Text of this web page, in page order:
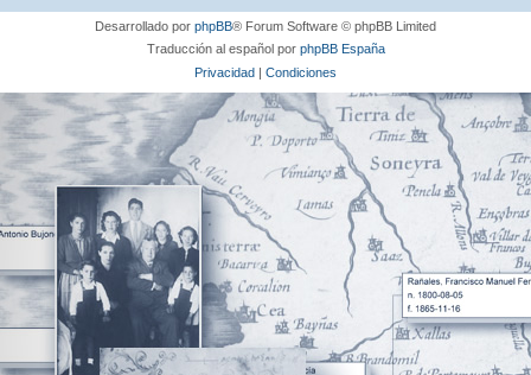
Desarrollado por phpBB® Forum Software © phpBB Limited
Traducción al español por phpBB España
Privacidad | Condiciones